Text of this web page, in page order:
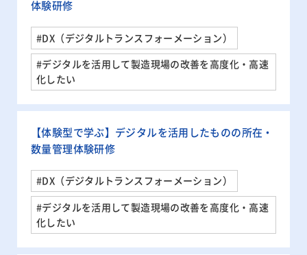
体験研修
#DX（デジタルトランスフォーメーション）
#デジタルを活用して製造現場の改善を高度化・高速
化したい
【体験型で学ぶ】デジタルを活用したものの所在・
数量管理体験研修
#DX（デジタルトランスフォーメーション）
#デジタルを活用して製造現場の改善を高度化・高速
化したい